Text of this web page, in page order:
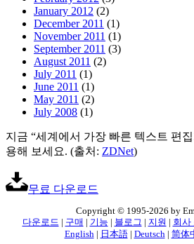
January 2012 (2)
December 2011 (1)
November 2011 (1)
September 2011 (3)
August 2011 (2)
July 2011 (1)
June 2011 (1)
May 2011 (2)
July 2008 (1)
지금 “세계에서 가장 빠른 텍스트 편
용해 보세요. (출처: ZDNet)
무료 다운로드
Copyright © 1995-2026 by
다운로드 | 구매 | 기능 | 블로그 | 지원 | 회사
English| 日本語| Deutsch| 简体